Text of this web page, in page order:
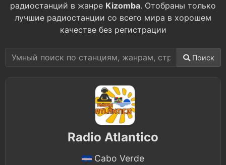
радиостанций в жанре Kizomba. Отобраны только
лучшие радиостанции со всего мира в хорошем
качестве без регистрации
Поиск
Radio Atlantico
Cabo Verde